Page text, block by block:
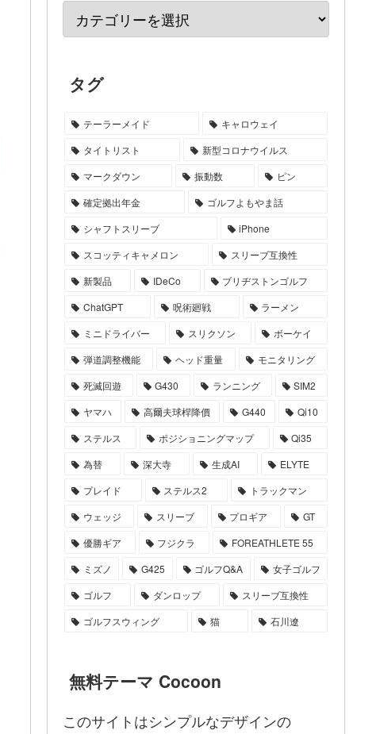
タグ
テーラーメイド
キャロウェイ
タイトリスト
新型コロナウイルス
マークダウン
振動数
ピン
確定拠出年金
ゴルフよもやま話
シャフトスリーブ
iPhone
スコッティキャメロン
スリーブ互換性
新製品
IDeCo
ブリヂストンゴルフ
ChatGPT
呪術廻戦
ラーメン
ミニドライバー
スリクソン
ボーケイ
弾道調整機能
ヘッド重量
モニタリング
死滅回遊
G430 ランニング
SIM2
ヤマハ
高爾夫球桿降價 G440
Qi10
ステルス
ポジショニングマップ
Qi35
為替
深大寺 生成AI
ELYTE
プレイド
ステルス2
トラックマン
ウェッジ
スリーブ プロギア
GT
優勝ギア
フジクラ
FOREATHLETE 55
ミズノ
G425 ゴルフQ&A
女子ゴルフ
ゴルフ
ダンロップ
スリーブ互換性
ゴルフスウィング
猫 石川遼
無料テーマ Cocoon
このサイトはシンプルなデザインの